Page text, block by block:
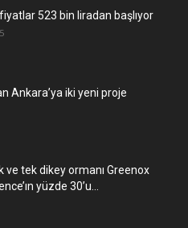
523 bin liradan başlıyor
Ankara’ya iki yeni proje
ve tek dikey ormanı Greenox
yüzde 30’u...